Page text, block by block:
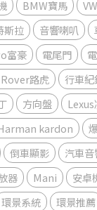
BMW寶馬
斯拉 音響喇叭
富豪 電尾門
路虎
行車
方向盤
kardon
倒車顯影 汽車音
器 Mani
安卓
環景系統 環景推薦